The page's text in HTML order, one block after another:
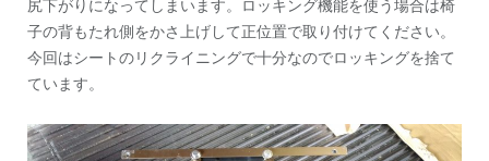
尻下がりになってしまいます。ロッキング機能を使う場合は椅
子の背もたれ側をかさ上げして正位置で取り付けてください。
今回はシートのリクライニングで十分なのでロッキングを捨て
ています。